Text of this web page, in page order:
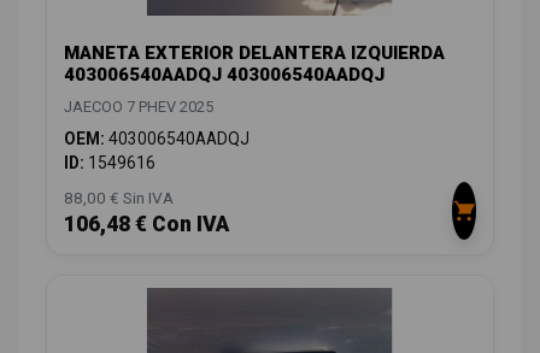
MANETA EXTERIOR DELANTERA IZQUIERDA
403006540AADQJ 403006540AADQJ
JAECOO 7 PHEV 2025
OEM: 403006540AADQJ
ID: 1549616
88,00 € Sin IVA
106,48 € Con IVA